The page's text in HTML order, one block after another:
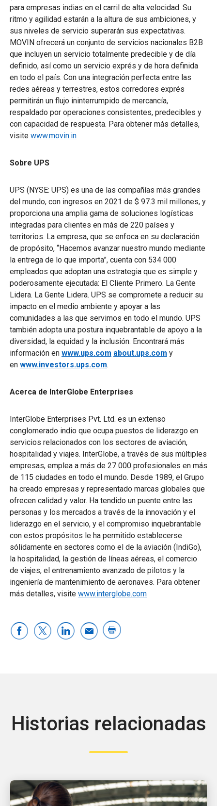
para empresas indias en el carril de alta velocidad. Su
ritmo y agilidad estarán a la altura de sus ambiciones, y
sus niveles de servicio superarán sus expectativas.
MOVIN ofrecerá un conjunto de servicios nacionales B2B
que incluyen un servicio totalmente predecible y de día
definido, así como un servicio exprés y de hora definida
en todo el país. Con una integración perfecta entre las
redes aéreas y terrestres, estos corredores exprés
permitirán un flujo ininterrumpido de mercancía,
respaldado por operaciones consistentes, predecibles y
con capacidad de respuesta. Para obtener más detalles,
visite www.movin.in
Sobre UPS
UPS (NYSE: UPS) es una de las compañías más grandes
del mundo, con ingresos en 2021 de $ 97.3 mil millones, y
proporciona una amplia gama de soluciones logísticas
integradas para clientes en más de 220 países y
territorios. La empresa, que se enfoca en su declaración
de propósito, “Hacemos avanzar nuestro mundo mediante
la entrega de lo que importa”, cuenta con 534 000
empleados que adoptan una estrategia que es simple y
poderosamente ejecutada: El Cliente Primero. La Gente
Lidera. La Gente Lidera. UPS se compromete a reducir su
impacto en el medio ambiente y apoyar a las
comunidades a las que servimos en todo el mundo. UPS
también adopta una postura inquebrantable de apoyo a la
diversidad, la equidad y la inclusión. Encontrará más
información en www.ups.com about.ups.com y
en www.investors.ups.com.
Acerca de InterGlobe Enterprises
InterGlobe Enterprises Pvt. Ltd. es un extenso
conglomerado indio que ocupa puestos de liderazgo en
servicios relacionados con los sectores de aviación,
hospitalidad y viajes. InterGlobe, a través de sus múltiples
empresas, emplea a más de 27 000 profesionales en más
de 115 ciudades en todo el mundo. Desde 1989, el Grupo
ha creado empresas y representado marcas globales que
ofrecen calidad y valor. Ha tendido un puente entre las
personas y los mercados a través de la innovación y el
liderazgo en el servicio, y el compromiso inquebrantable
con estos propósitos le ha permitido establecerse
sólidamente en sectores como el de la aviación (IndiGo),
la hospitalidad, la gestión de líneas aéreas, el comercio
de viajes, el entrenamiento avanzado de pilotos y la
ingeniería de mantenimiento de aeronaves. Para obtener
más detalles, visite www.interglobe.com
Historias relacionadas